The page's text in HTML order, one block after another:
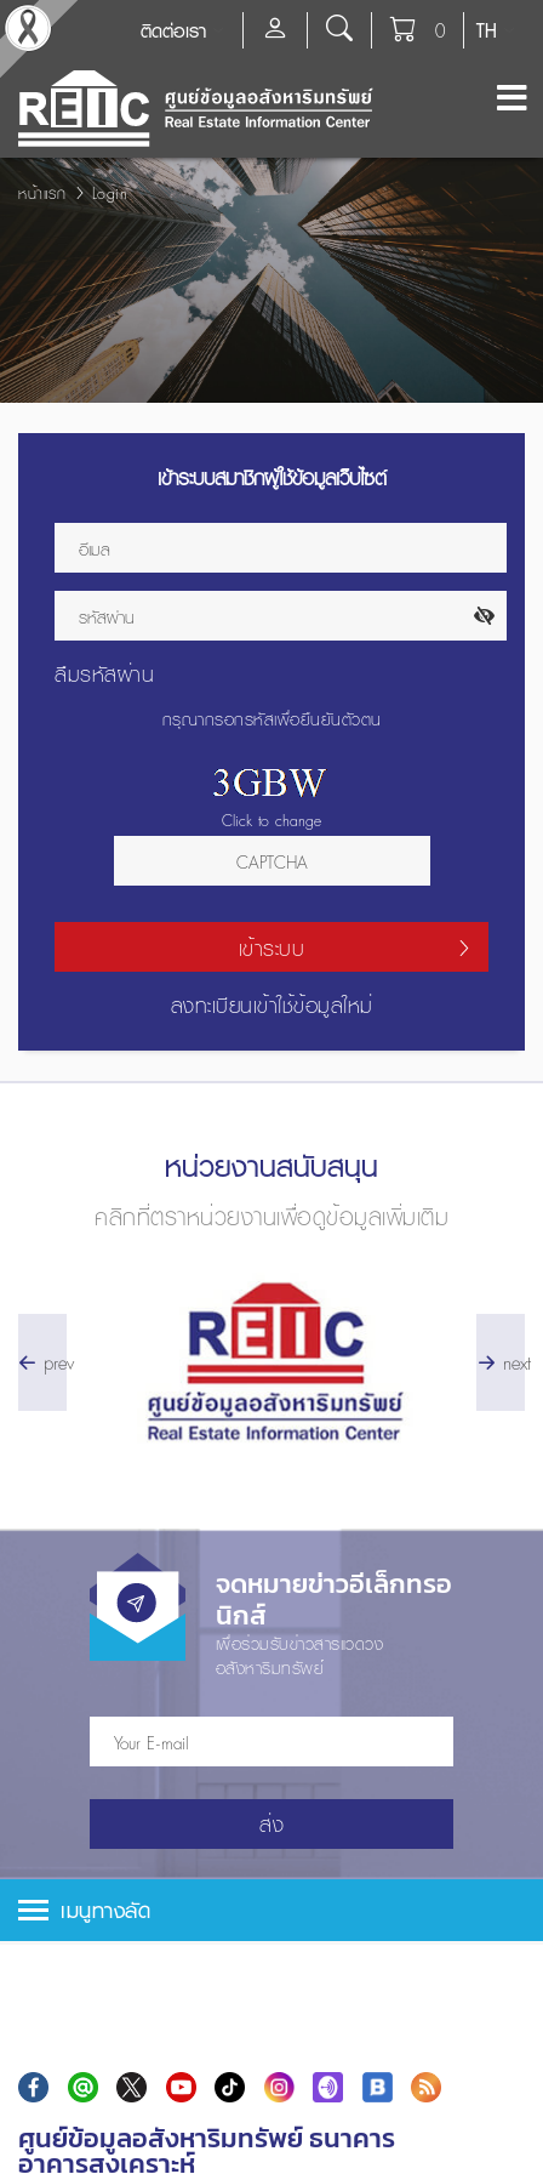
TH
0
ติดต่อเรา
หน้าแรก Login
เข้าระบบสมาชิกผู้ใช้ข้อมูลเว็บไซต์
ลืมรหัสผ่าน
กรุณากรอกรหัสเพื่อยืนยันตัวตน
Click to change
เข้าระบบ
ลงทะเบียนเข้าใช้ข้อมูลใหม่
หน่วยงานสนับสนุน
คลิกที่ตราหน่วยงานเพื่อดูข้อมูลเพิ่มเติม
prev next
จดหมายข่าวอีเล็กทรอ
นิกส์
เพื่อร่วมรับข่าวสารแวดวง
อสังหาริมทรัพย์
ส่ง
เมนูทางลัด
ศูนย์ข้อมูลอสังหาริมทรัพย์ ธนาคาร
อาคารสงเคราะห์